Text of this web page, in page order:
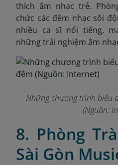
thích âm nhạc trẻ.
chức các đêm nhạc sôi
nhiều ca sĩ nổi tiếng,
những trải nghiệm âm
Những chương trình biểu
(Nguồn:
8. Phòng
Sài Gòn